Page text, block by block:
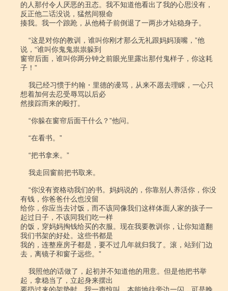
的人那付令人厌恶的丑态。我不知道他看出了我的心思没有，
反正他二话没说，猛然间狠命
揍我。我一个踉跄，从他椅子前倒退了一两步才站稳身子。
说，“谁叫你鬼鬼祟祟躲到
窗帘后面，谁叫你两分钟之前眼光里露出那付鬼样子，你这耗
子！”
想着加何去忍受辱骂以后必
然接踪而来的殴打。
有钱，你爸爸什么也没留
给你，你应当去讨饭，而不该同像我们这样体面人家的孩子一
起过日子，不该同我们吃一样
的饭，穿妈妈掏钱给买的衣服。现在我要教训你，让你知道翻
我们书架的好处。这些书都是
我的，连整座房子都是，要不过几年就归我了。滚，站到门边
去，离镜子和窗子远些。”
起，拿稳当了，立起身来摆出